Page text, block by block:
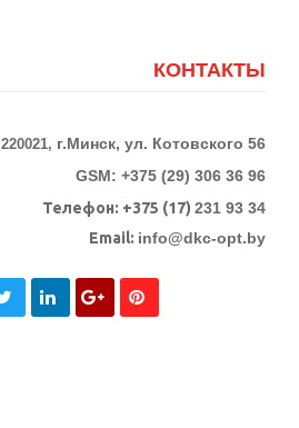
КОНТАКТЫ
220021, г.Минск, ул. Котовского 56
GSM: +375 (29) 306 36 96
Телефон: +375 (17) 231 93 34
Email: info@dkc-opt.by